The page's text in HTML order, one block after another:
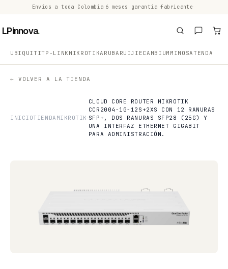
Envíos a toda Colombia 6 meses garantía fabricante
LPinnova.
UBIQUITITP-LINK MIKROTIKARUBA RUIJIECAMBIUM MIMOSATENDA
← VOLVER A LA TIENDA
INICIOTIENDA MIKROTIK
CLOUD CORE ROUTER MIKROTIK
CCR2004-1G-12S+2XS CON 12 RANURAS
SFP+, DOS RANURAS SFP28 (25G) Y
UNA INTERFAZ ETHERNET GIGABIT
PARA ADMINISTRACIÓN.